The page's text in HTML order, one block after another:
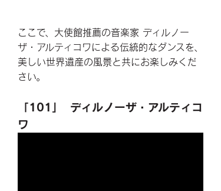
ここで、大使館推薦の音楽家 ディルノー
ザ・アルティコワによる伝統的なダンスを、
美しい世界遺産の風景と共にお楽しみくだ
さい。
「101」 ディルノーザ・アルティコ
ワ